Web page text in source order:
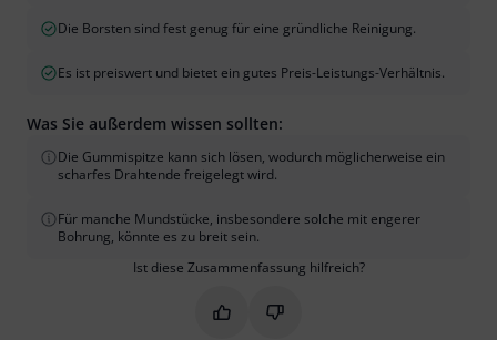
Die Borsten sind fest genug für eine gründliche Reinigung.
Es ist preiswert und bietet ein gutes Preis-Leistungs-Verhältnis.
Was Sie außerdem wissen sollten:
Die Gummispitze kann sich lösen, wodurch möglicherweise ein
scharfes Drahtende freigelegt wird.
Für manche Mundstücke, insbesondere solche mit engerer
Bohrung, könnte es zu breit sein.
Ist diese Zusammenfassung hilfreich?
Markieren Sie diese
Markieren Sie diese